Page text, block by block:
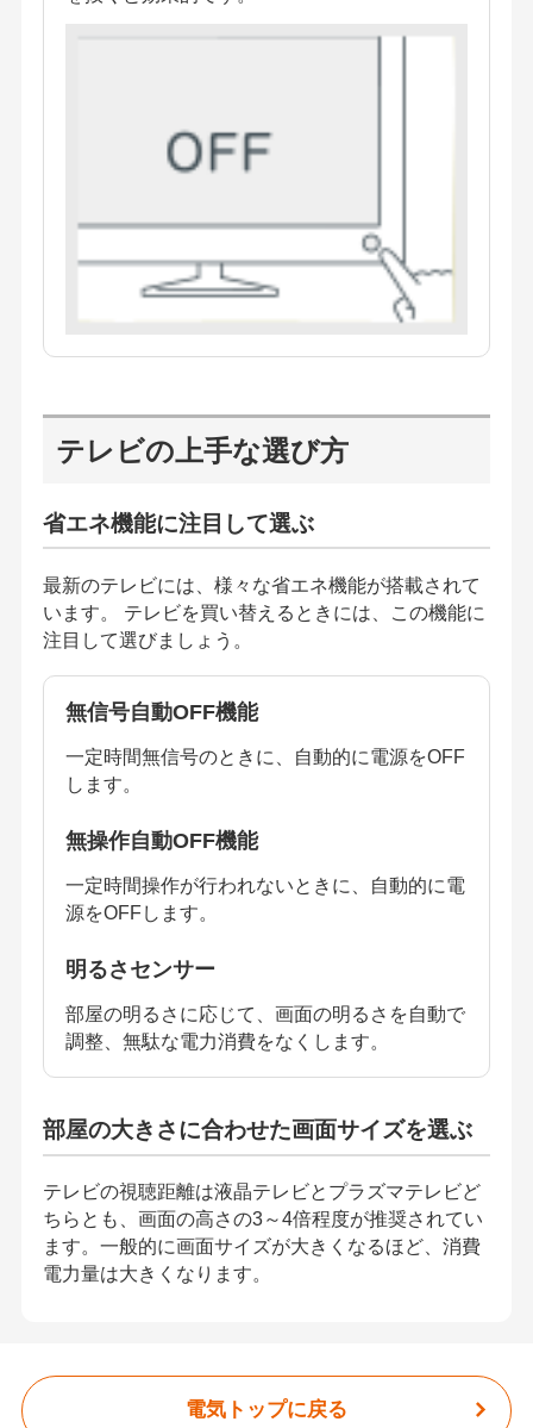
テレビの上手な選び方
省エネ機能に注目して選ぶ
最新のテレビには、様々な省エネ機能が搭載されて
います。 テレビを買い替えるときには、この機能に
注目して選びましょう。
無信号自動OFF機能
一定時間無信号のときに、自動的に電源をOFF
します。
無操作自動OFF機能
一定時間操作が行われないときに、自動的に電
源をOFFします。
明るさセンサー
部屋の明るさに応じて、画面の明るさを自動で
調整、無駄な電力消費をなくします。
部屋の大きさに合わせた画面サイズを選ぶ
テレビの視聴距離は液晶テレビとプラズマテレビど
ちらとも、画面の高さの3～4倍程度が推奨されてい
ます。一般的に画面サイズが大きくなるほど、消費
電力量は大きくなります。
電気トップに戻る